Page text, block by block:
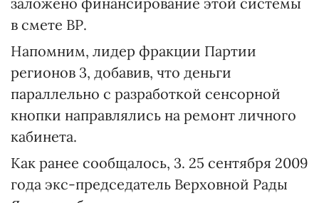
в смете ВР.
Напомним, лидер фракции Партии
регионов 3, добавив, что деньги
параллельно с разработкой сенсорной
кнопки направлялись на ремонт личного
кабинета.
Как ранее сообщалось, 3. 25 сентября 2009
года экс-председатель Верховной Рады